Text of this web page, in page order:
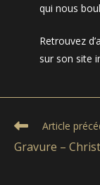
qui nous
Retrouvez
sur son site
Read
articles
Article
Gravure –